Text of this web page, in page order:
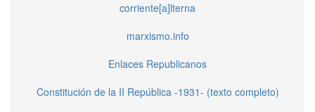
corriente[a]lterna
marxismo.info
Enlaces Republicanos
Constitución de la II República -1931- (texto completo)